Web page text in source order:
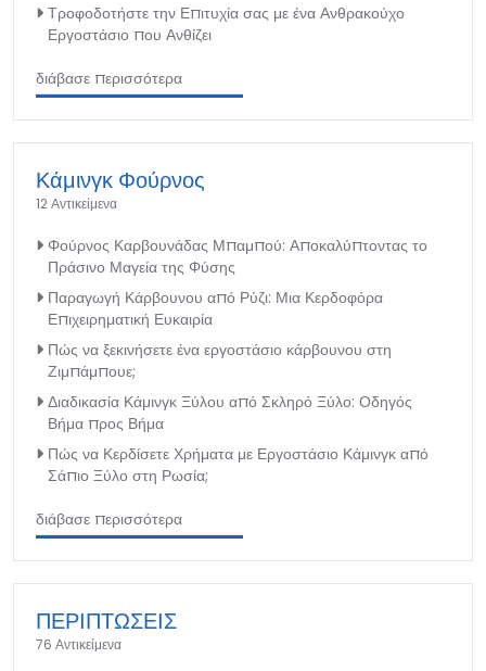
Τροφοδοτήστε την Επιτυχία σας με ένα Ανθρακούχο
Εργοστάσιο που Ανθίζει
διάβασε περισσότερα
Κάμινγκ Φούρνος
12 Αντικείμενα
Φούρνος Καρβουνάδας Μπαμπού: Αποκαλύπτοντας το
Πράσινο Μαγεία της Φύσης
Παραγωγή Κάρβουνου από Ρύζι: Μια Κερδοφόρα
Επιχειρηματική Ευκαιρία
Πώς να ξεκινήσετε ένα εργοστάσιο κάρβουνου στη
Ζιμπάμπουε;
Διαδικασία Κάμινγκ Ξύλου από Σκληρό Ξύλο: Οδηγός
Βήμα προς Βήμα
Πώς να Κερδίσετε Χρήματα με Εργοστάσιο Κάμινγκ από
Σάπιο Ξύλο στη Ρωσία;
διάβασε περισσότερα
ΠΕΡΙΠΤΩΣΕΙΣ
76 Αντικείμενα